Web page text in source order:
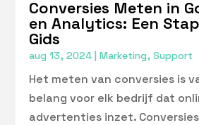
Conversies Meten in
en Analytics: Een
Gids
aug 13, 2024 |Marketing,Support
Het meten van conversies is
belang voor elk bedrijf dat
advertenties inzet.